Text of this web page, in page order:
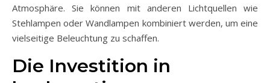
Atmosphäre. Sie können mit anderen Lichtquellen wie
Stehlampen oder Wandlampen kombiniert werden, um eine
vielseitige Beleuchtung zu schaffen.
Die Investition in